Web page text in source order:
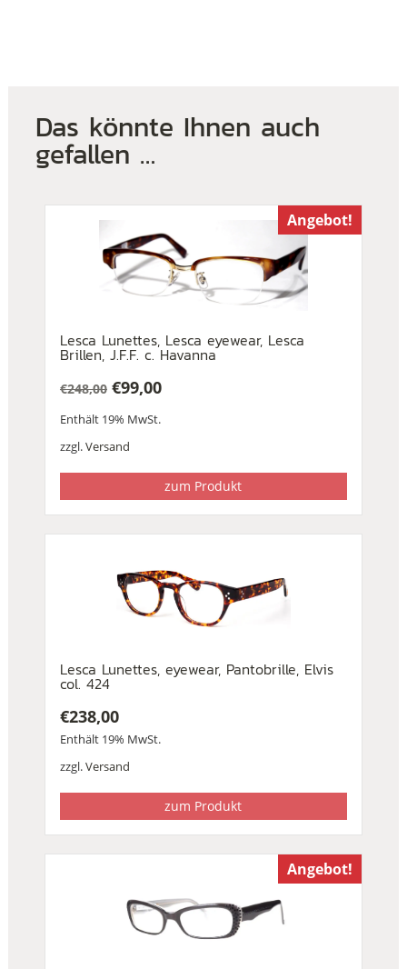
Das könnte Ihnen auch
gefallen …
Angebot!
Lesca Lunettes, Lesca eyewear, Lesca
Brillen, J.F.F. c. Havanna
€248,00
Preis
war:
€99,00
Preis
ist:
Enthält 19% MwSt.
zzgl.Versand
zum Produkt
Lesca Lunettes, eyewear, Pantobrille, Elvis
col. 424
€238,00
Enthält 19% MwSt.
zzgl.Versand
zum Produkt
Angebot!